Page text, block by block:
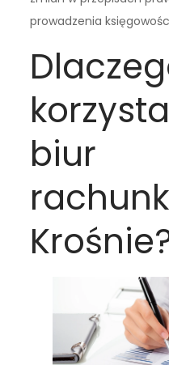
prowadzenia
biur